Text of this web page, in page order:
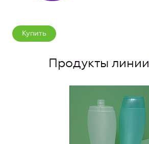
Купить
Продукты линии